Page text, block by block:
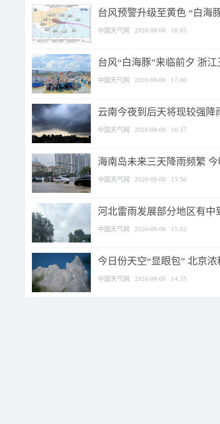
台风预警升级至黄色 “白海
中国天气网 2026-08-06 18:05
台风“白海豚”来临前夕 浙
中国天气网 2026-08-06 17:06
云南今夜到后天将现较强降
中国天气网 2026-08-06 16:37
海南岛未来三天降雨频繁
中国天气网 2026-08-06 15:50
河北雷雨发展部分地区有中
中国天气网 2026-08-06 15:02
今日份天空“显眼包” 北京
中国天气网 2026-08-06 14:35